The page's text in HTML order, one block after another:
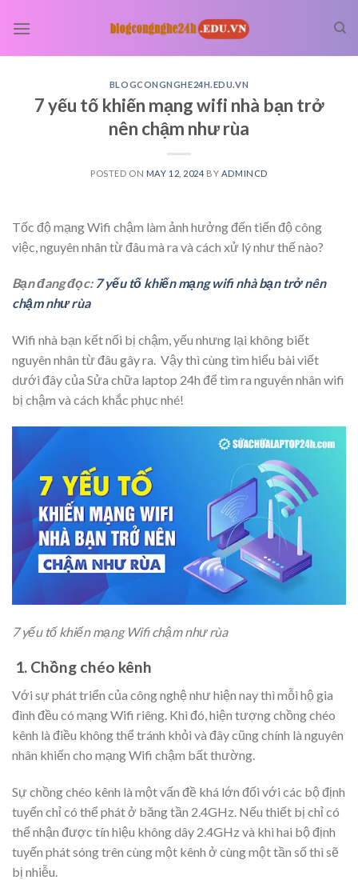
BLOGCONGNGHE24H.EDU.VN
7 yếu tố khiến mạng wifi nhà bạn trở
nên chậm như rùa
POSTED ON MAY 12, 2024 BY ADMINCD
Tốc độ mạng Wifi chậm làm ảnh hưởng đến tiến độ công
việc, nguyên nhân từ đâu mà ra và cách xử lý như thế nào?
Bạn đang đọc: 7 yếu tố khiến mạng wifi nhà bạn trở nên
chậm như rùa
Wifi nhà bạn kết nối bị chậm, yếu nhưng lại không biết
nguyên nhân từ đâu gây ra. Vậy thì cùng tìm hiểu bài viết
dưới đây của Sửa chữa laptop 24h để tìm ra nguyên nhân wifi
bị chậm và cách khắc phục nhé!
7 yếu tố khiến mạng Wifi chậm như rùa
1. Chồng chéo kênh
Với sự phát triển của công nghệ như hiện nay thì mỗi hộ gia
đình đều có mạng Wifi riêng. Khi đó, hiện tượng chồng chéo
kênh là điều không thể tránh khỏi và đây cũng chính là nguyên
nhân khiến cho mạng Wifi chậm bất thường.
Sự chồng chéo kênh là một vấn đề khá lớn đối với các bộ định
tuyến chỉ có thể phát ở băng tần 2.4GHz. Nếu thiết bị chỉ có
thể nhận được tín hiệu không dây 2.4GHz và khi hai bộ định
tuyến phát sóng trên cùng một kênh ở cùng một tần số thì sẽ
bị nhiễu.